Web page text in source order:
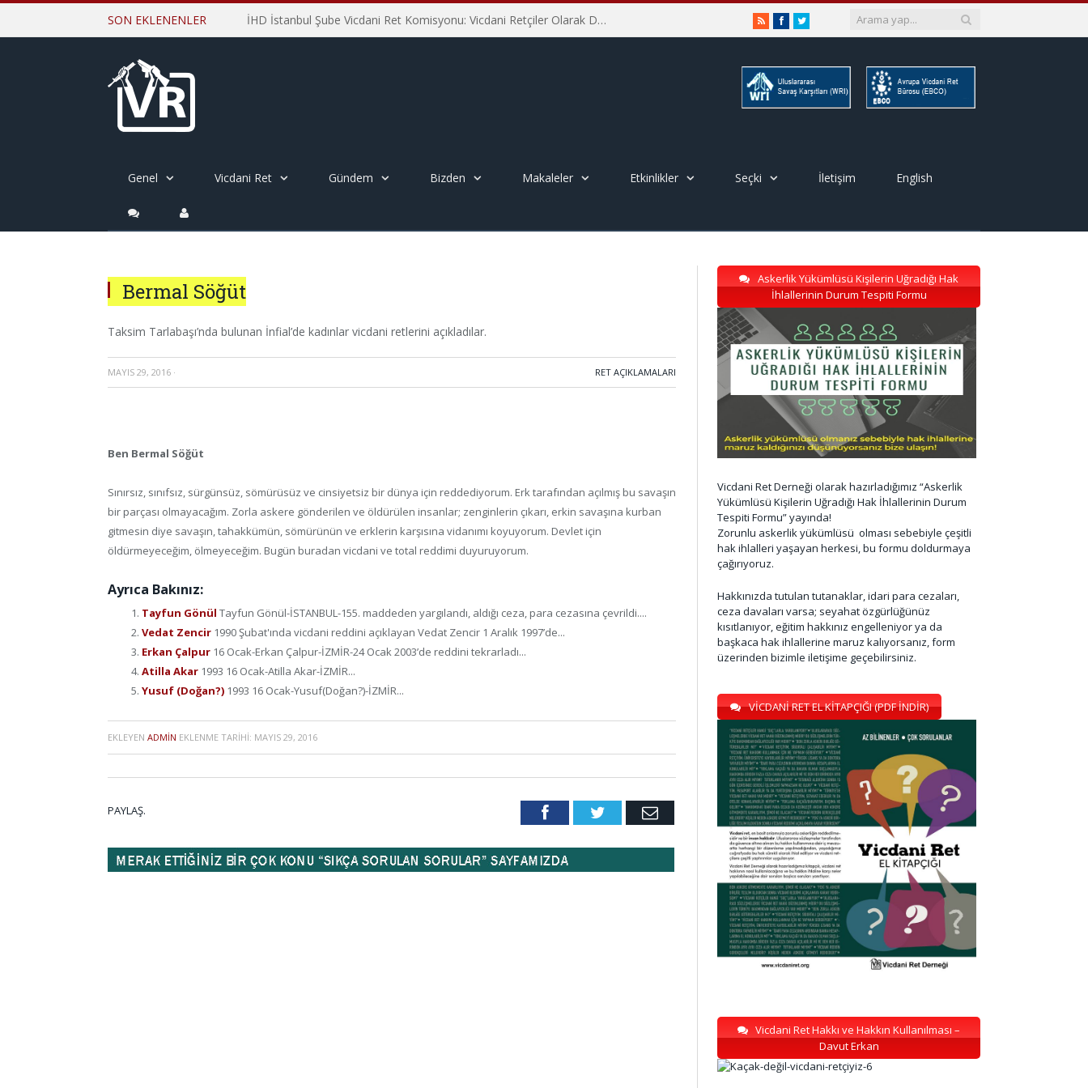
SON EKLENENLER İHD İstanbul Şube Vicdani Ret Komisyonu: Vicdani Retçiler Olarak Destek İçin Buradayız! RSSFacebookTwitter
Genel Vicdani Ret Gündem Bizden Makaleler Etkinlikler Seçki İletişim English
Bermal Söğüt
Taksim Tarlabaşı’nda bulunan İnfial’de kadınlar vicdani retlerini açıkladılar.
MAYIS 29, 2016 · RET AÇIKLAMALARI
Ben Bermal Söğüt
Sınırsız, sınıfsız, sürgünsüz, sömürüsüz ve cinsiyetsiz bir dünya için reddediyorum. Erk tarafından açılmış bu savaşın
bir parçası olmayacağım. Zorla askere gönderilen ve öldürülen insanlar; zenginlerin çıkarı, erkin savaşına kurban
gitmesin diye savaşın, tahakkümün, sömürünün ve erklerin karşısına vidanımı koyuyorum. Devlet için
öldürmeyeceğim, ölmeyeceğim. Bugün buradan vicdani ve total reddimi duyuruyorum.
Ayrıca Bakınız:
Tayfun Gönül Tayfun Gönül-İSTANBUL-155. maddeden yargılandı, aldığı ceza, para cezasına çevrildi....
Vedat Zencir 1990 Şubat'ında vicdani reddini açıklayan Vedat Zencir 1 Aralık 1997’de...
Erkan Çalpur 16 Ocak-Erkan Çalpur-İZMİR-24 Ocak 2003’de reddini tekrarladı...
Atilla Akar 1993 16 Ocak-Atilla Akar-İZMİR...
Yusuf (Doğan?) 1993 16 Ocak-Yusuf(Doğan?)-İZMİR...
EKLEYEN ADMIN EKLENME TARIHI: MAYIS 29, 2016
PAYLAŞ. FacebookTwitter Email
Askerlik Yükümlüsü Kişilerin Uğradığı Hak
İhlallerinin Durum Tespiti Formu
Vicdani Ret Derneği olarak hazırladığımız “Askerlik
Yükümlüsü Kişilerin Uğradığı Hak İhlallerinin Durum
Tespiti Formu” yayında!
Zorunlu askerlik yükümlüsü olması sebebiyle çeşitli
hak ihlalleri yaşayan herkesi, bu formu doldurmaya
çağırıyoruz.
Hakkınızda tutulan tutanaklar, idari para cezaları,
ceza davaları varsa; seyahat özgürlüğünüz
kısıtlanıyor, eğitim hakkınız engelleniyor ya da
başkaca hak ihlallerine maruz kalıyorsanız, form
üzerinden bizimle iletişime geçebilirsiniz.
VİCDANİ RET EL KİTAPÇIĞI (PDF İNDİR)
Vicdani Ret Hakkı ve Hakkın Kullanılması –
Davut Erkan